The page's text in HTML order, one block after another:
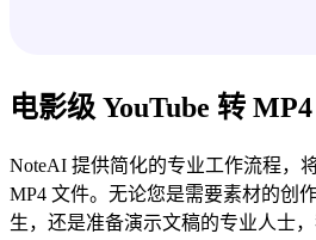
电影级 YouTube 转
NoteAI 提供简化的专业工作流程，
MP4 文件。无论您是需要素材的创
生，还是准备演示文稿的专业人士